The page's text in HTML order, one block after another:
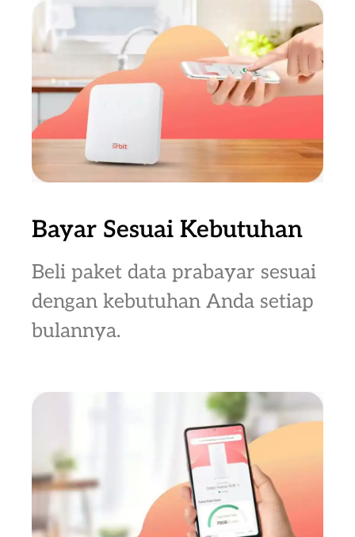
Bayar Sesuai Kebutuhan
Beli paket data prabayar sesuai
dengan kebutuhan Anda setiap
bulannya.